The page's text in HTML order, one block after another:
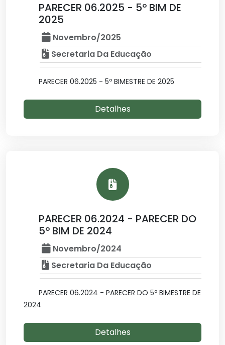
PARECER 06.2025 - 5º BIM DE
2025
Novembro/2025
Secretaria Da Educação
PARECER 06.2025 - 5º BIMESTRE DE 2025
Detalhes
PARECER 06.2024 - PARECER DO
5º BIM DE 2024
Novembro/2024
Secretaria Da Educação
PARECER 06.2024 - PARECER DO 5º BIMESTRE DE
2024
Detalhes